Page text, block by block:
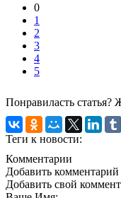
0
1
2
3
4
5
Понравиласть
Теги к новости:
Комментарии
Добавить комментарий
Добавить свой